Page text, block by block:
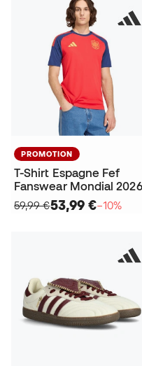
PROMOTION
T-Shirt Espagne Fef
Fanswear Mondial 2026
59,99 €53,99 €−10%